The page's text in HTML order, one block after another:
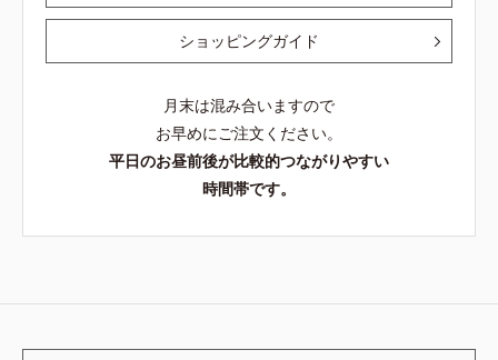
ショッピングガイド
月末は混み合いますので
お早めにご注文ください。
平日のお昼前後が比較的つながりやすい
時間帯です。